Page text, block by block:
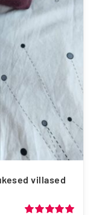
villased